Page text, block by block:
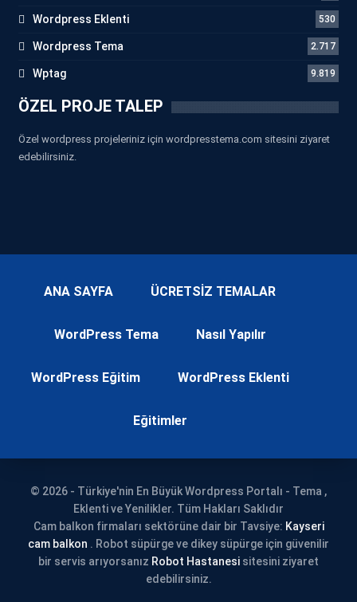
Wordpress Eklenti 530
Wordpress Tema 2.717
Wptag 9.819
ÖZEL PROJE TALEP
Özel wordpress projeleriniz için wordpresstema.com sitesini ziyaret
edebilirsiniz.
ANA SAYFA ÜCRETSİZ TEMALAR
WordPress Tema Nasıl Yapılır
WordPress Eğitim WordPress Eklenti
Eğitimler
© 2026 - Türkiye'nin En Büyük Wordpress Portalı - Tema ,
Eklenti ve Yenilikler. Tüm Hakları Saklıdır
Cam balkon firmaları sektörüne dair bir Tavsiye: Kayseri
cam balkon . Robot süpürge ve dikey süpürge için güvenilir
bir servis arıyorsanız Robot Hastanesi sitesini ziyaret
edebilirsiniz.